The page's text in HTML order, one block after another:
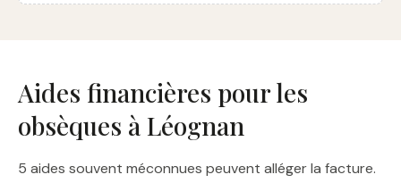
Aides financières pour les
obsèques à Léognan
5 aides souvent méconnues peuvent alléger la facture.